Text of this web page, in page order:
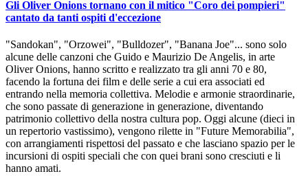
Gli Oliver Onions tornano con il mitico "Coro dei pompieri"
cantato da tanti ospiti d'eccezione
"Sandokan", "Orzowei", "Bulldozer", "Banana Joe"... sono solo
alcune delle canzoni che Guido e Maurizio De Angelis, in arte
Oliver Onions, hanno scritto e realizzato tra gli anni 70 e 80,
facendo la fortuna dei film e delle serie a cui era associati ed
entrando nella memoria collettiva. Melodie e armonie straordinarie,
che sono passate di generazione in generazione, diventando
patrimonio collettivo della nostra cultura pop. Oggi alcune (dieci in
un repertorio vastissimo), vengono rilette in "Future Memorabilia",
con arrangiamenti rispettosi del passato e che lasciano spazio per le
incursioni di ospiti speciali che con quei brani sono cresciuti e li
hanno amati.